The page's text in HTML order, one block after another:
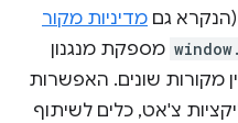
גם מדיניות מקור
מספקת מנגנון
שונים. האפשרות
צ'אט, כלים לשיתוף